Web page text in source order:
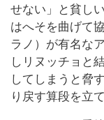
せない」と貧し
はへそを曲げて
ラノ）が有名な
しリヌッチョと
してしまうと脅
り戻す算段を立